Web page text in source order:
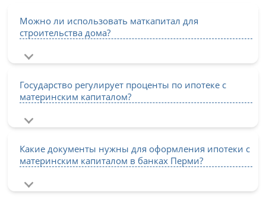
Можно ли использовать маткапитал для
строительства дома?
Государство регулирует проценты по ипотеке с
материнским капиталом?
Какие документы нужны для оформления ипотеки с
материнским капиталом в банках Перми?